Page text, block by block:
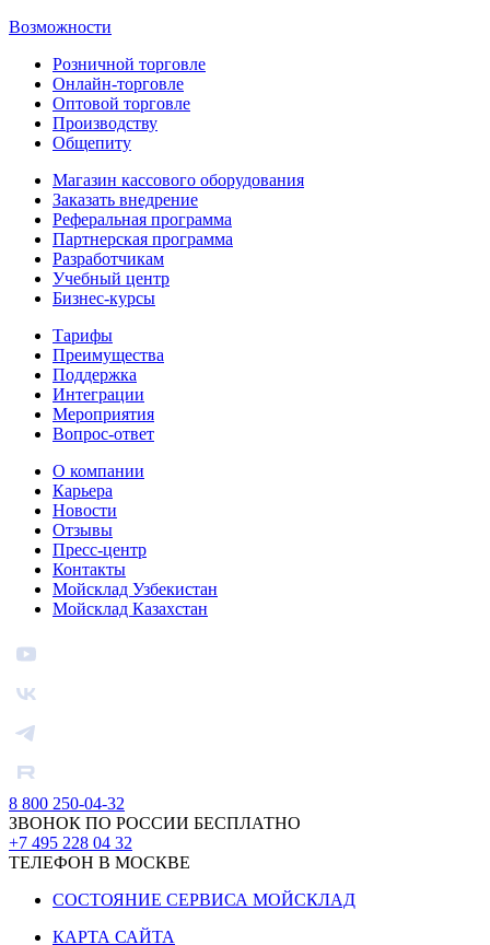
Возможности
Розничной торговле
Онлайн-торговле
Оптовой торговле
Производству
Общепиту
Магазин кассового оборудования
Заказать внедрение
Реферальная программа
Партнерская программа
Разработчикам
Учебный центр
Бизнес‑курсы
Тарифы
Преимущества
Поддержка
Интеграции
Мероприятия
Вопрос-ответ
О компании
Карьера
Новости
Отзывы
Пресс-центр
Контакты
Мойсклад Узбекистан
Мойсклад Казахстан
8 800 250-04-32
ЗВОНОК ПО РОССИИ БЕСПЛАТНО
+7 495 228 04 32
ТЕЛЕФОН В МОСКВЕ
СОСТОЯНИЕ СЕРВИСА МОЙСКЛАД
КАРТА САЙТА